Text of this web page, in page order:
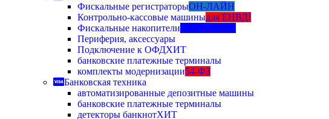
Фискальные регистраторыОН-ЛАЙН
Контрольно-кассовые машиныдля ЕНВД!
Фискальные накопители
Периферия, аксессуары
Подключение к ОФДХИТ
банковские платежные терминалы
комплекты модернизации54-ФЗ
Банковская техника
автоматизированные депозитные машины
банковские платежные терминалы
детекторы банкнотХИТ